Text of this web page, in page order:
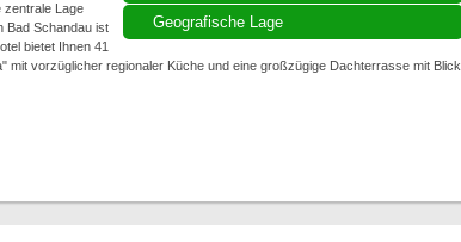
Geografische Lage
zentrale Lage
Bad Schandau ist
bietet Ihnen 41
mit vorzüglicher regionaler Küche und eine großzügige Dachterrasse mit Blick